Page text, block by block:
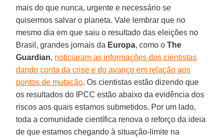
mais do que nunca, urgente e necessário se
quisermos salvar o planeta. Vale lembrar que no
mesmo dia em que saiu o resultado das eleições no
Brasil, grandes jornais da Europa, como oThe
Guardian, noticiaram as informações dos cientistas
dando conta da crise e do avanço em relação aos
pontos de mutação. Os cientistas estão dizendo que
os resultados do IPCC estão abaixo da evidência dos
riscos aos quais estamos submetidos. Por um lado,
toda a comunidade científica renova o reforço da ideia
de que estamos chegando à situação-limite na